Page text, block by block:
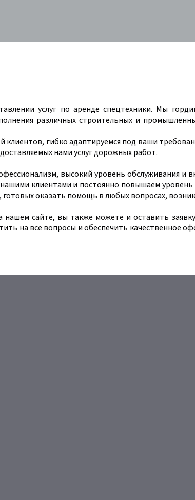
услуг по аренде спецтехники. Мы
различных строительных и
клиентов, гибко адаптируемся под ваши
нами услуг дорожных работ.
высокий уровень обслуживания и
клиентами и постоянно повышаем
оказать помощь в любых вопросах,
нашем сайте, вы также можете и оставить
на все вопросы и обеспечить качественное